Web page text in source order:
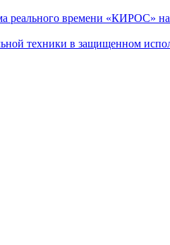
реального времени «КИРОС» на
техники в защищенном